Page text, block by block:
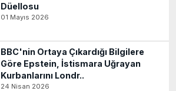
Düellosu
01 Mayıs 2026
BBC'nin Ortaya Çıkardığı Bilgilere
Göre Epstein, İstismara Uğrayan
Kurbanlarını Londr..
24 Nisan 2026